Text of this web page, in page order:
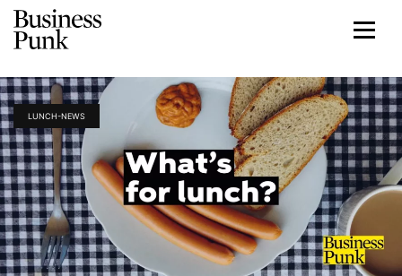
LUNCH-NEWS